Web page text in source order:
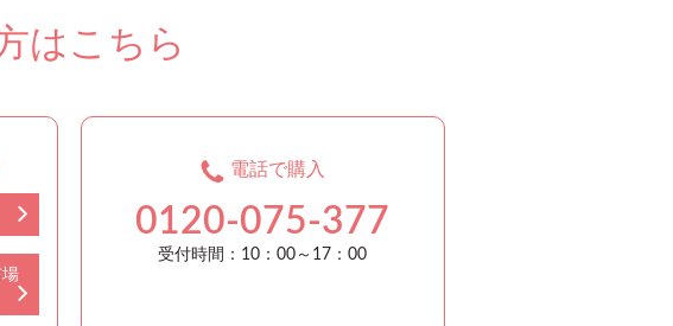
はこちら
電話で購入
0120-075-377
受付時間：10：00～17：00